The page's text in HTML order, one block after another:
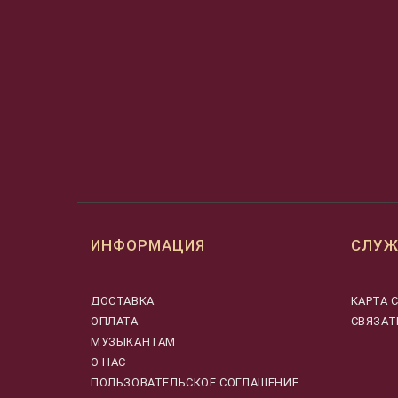
ИНФОРМАЦИЯ
ДОСТАВКА
ОПЛАТА
МУЗЫКАНТАМ
О НАС
ПОЛЬЗОВАТЕЛЬСКОЕ СОГЛАШЕНИЕ
КАРТА